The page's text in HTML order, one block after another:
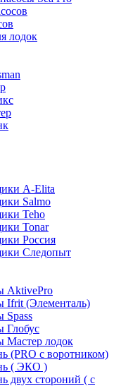
лодок
A-Elita
Salmo
Teho
Tonar
Россия
Следопыт
AktivePro
Ifrit (Элементаль)
Spass
Глобус
Мастер лодок
(PRO c воротником)
( ЭКО )
двух стороний ( с